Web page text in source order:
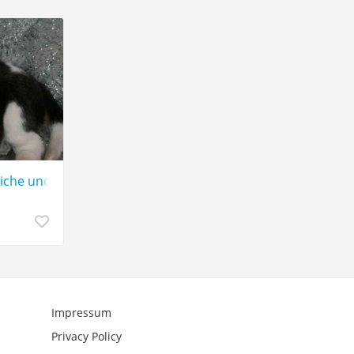
und weibliche Beagle-Welpen,
Impressum
Privacy Policy